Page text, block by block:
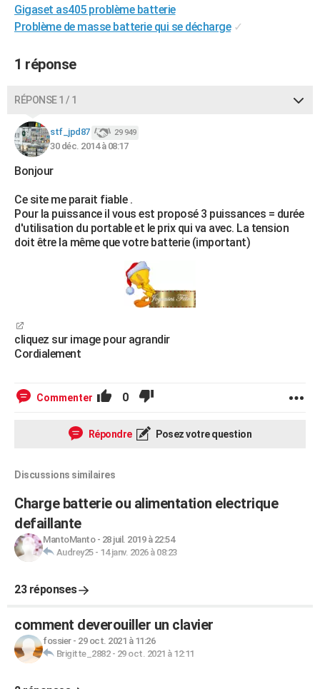
Gigaset as405 problème batterie
Problème de masse batterie qui se décharge ✓
1 réponse
RÉPONSE 1 / 1
stf_jpd87 29 949
30 déc. 2014 à 08:17
Bonjour
Ce site me parait fiable .
Pour la puissance il vous est proposé 3 puissances = durée
d'utilisation du portable et le prix qui va avec. La tension
doit être la même que votre batterie (important)
cliquez sur image pour agrandir
Cordialement
Commenter 0
Répondre Posez votre question
Discussions similaires
Charge batterie ou alimentation electrique
defaillante
MantoManto- 28 juil. 2019 à 22:54
Audrey25- 14 janv. 2026 à 08:23
23 réponses
comment deverouiller un clavier
fossier- 29 oct. 2021 à 11:26
Brigitte_2882- 29 oct. 2021 à 12:11